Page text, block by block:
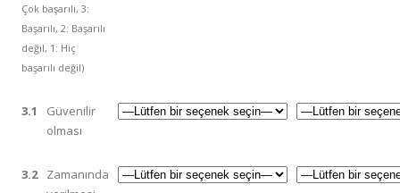
Çok başarılı, 3:
Başarılı, 2: Başarılı
değil, 1: Hiç
başarılı değil)
3.1
Güvenilir
olması
3.2
Zamanında